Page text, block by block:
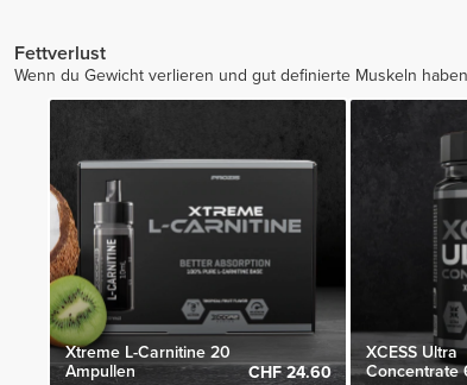
Fettverlust
Wenn du Gewicht verlieren und gut definierte Muskeln
Xtreme L-Carnitine 20
Ampullen
CHF 24.60
XCESS Ultra
Concentrate